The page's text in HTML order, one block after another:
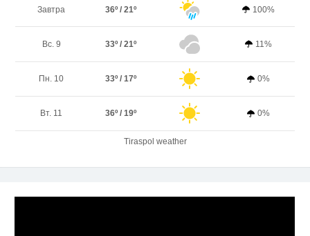
Завтра 36º / 21º 100%
Вс. 9 33º / 21º 11%
Пн. 10 33º / 17º 0%
Вт. 11 36º / 19º 0%
Tiraspol weather